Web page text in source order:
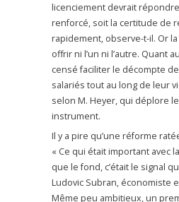
licenciement devrait
renforcé, soit la certitude de
rapidement, observe-t-il. Or
offrir ni l’un ni l’autre. Quant
censé faciliter le décompte
salariés tout au long de leur
selon M. Heyer, qui déplore
instrument.
Il y a pire qu’une réforme
« Ce qui était important avec
que le fond, c’était le signal
Ludovic Subran, économiste
Même peu ambitieux, un